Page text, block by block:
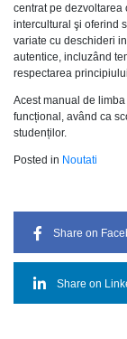
centrat pe dezvoltarea
intercultural şi oferind
variate cu deschideri
autentice, incluzând
respectarea
Acest manual de
funcțional, având ca
studenților.
Posted in Noutati
Share on
Share on